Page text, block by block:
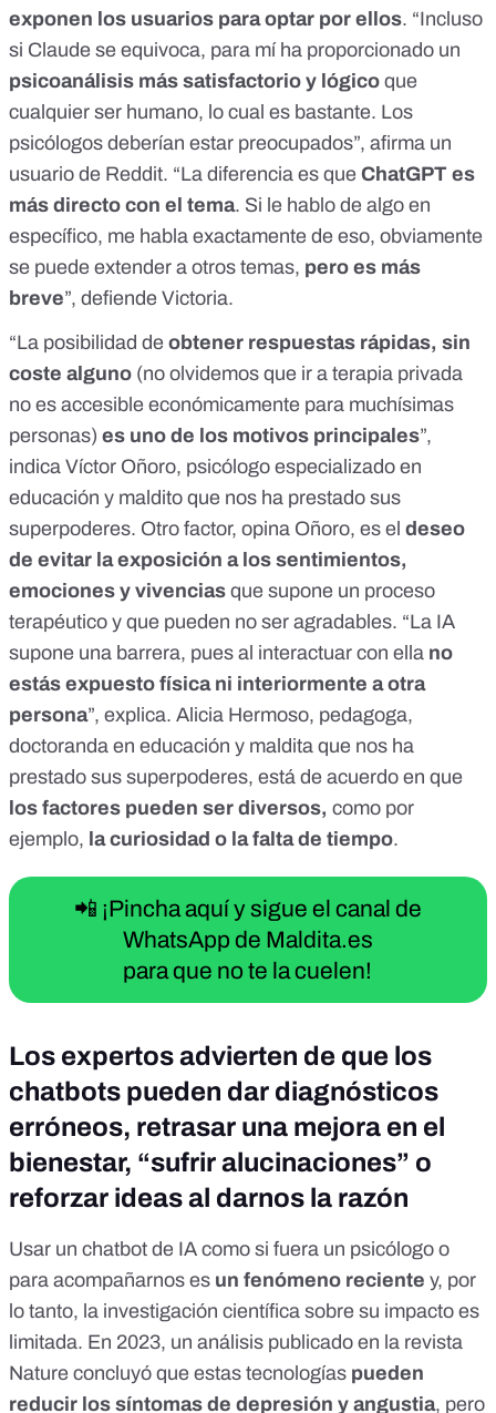
exponen los usuarios para optar por ellos. “Incluso
si Claude se equivoca, para mí ha proporcionado un
psicoanálisis más satisfactorio y lógico que
cualquier ser humano, lo cual es bastante. Los
psicólogos deberían estar preocupados”, afirma un
usuario de Reddit. “La diferencia es que ChatGPT es
más directo con el tema. Si le hablo de algo en
específico, me habla exactamente de eso, obviamente
se puede extender a otros temas, pero es más
breve”, defiende Victoria.
“La posibilidad de obtener respuestas rápidas, sin
coste alguno (no olvidemos que ir a terapia privada
no es accesible económicamente para muchísimas
personas) es uno de los motivos principales”,
indica Víctor Oñoro, psicólogo especializado en
educación y maldito que nos ha prestado sus
superpoderes. Otro factor, opina Oñoro, es el deseo
de evitar la exposición a los sentimientos,
emociones y vivencias que supone un proceso
terapéutico y que pueden no ser agradables. “La IA
supone una barrera, pues al interactuar con ella no
estás expuesto física ni interiormente a otra
persona”, explica. Alicia Hermoso, pedagoga,
doctoranda en educación y maldita que nos ha
prestado sus superpoderes, está de acuerdo en que
los factores pueden ser diversos, como por
ejemplo, la curiosidad o la falta de tiempo.
📲 ¡Pincha aquí y sigue el canal de
WhatsApp de Maldita.es
para que no te la cuelen!
Los expertos advierten de que los
chatbots pueden dar diagnósticos
erróneos, retrasar una mejora en el
bienestar, “sufrir alucinaciones” o
reforzar ideas al darnos la razón
Usar un chatbot de IA como si fuera un psicólogo o
para acompañarnos es un fenómeno reciente y, por
lo tanto, la investigación científica sobre su impacto es
limitada. En 2023, un análisis publicado en la revista
Nature concluyó que estas tecnologías pueden
reducir los síntomas de depresión y angustia, pero